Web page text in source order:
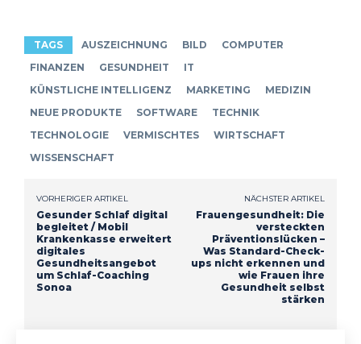
TAGS AUSZEICHNUNG BILD
COMPUTER
FINANZEN
GESUNDHEIT
IT
KÜNSTLICHE INTELLIGENZ
MARKETING
MEDIZIN
NEUE PRODUKTE
SOFTWARE
TECHNIK
TECHNOLOGIE
VERMISCHTES
WIRTSCHAFT
WISSENSCHAFT
VORHERIGER ARTIKEL
Gesunder Schlaf digital
begleitet / Mobil
Krankenkasse erweitert
digitales
Gesundheitsangebot
um Schlaf-Coaching
Sonoa
NÄCHSTER ARTIKEL
Frauengesundheit: Die
versteckten
Präventionslücken –
Was Standard-Check-
ups nicht erkennen und
wie Frauen ihre
Gesundheit selbst
stärken